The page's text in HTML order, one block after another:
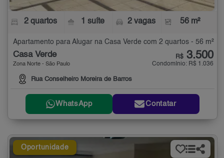
2 quartos 1 suíte 2 vagas 56 m²
Apartamento para Alugar na Casa Verde com 2 quartos - 56 m²
Casa Verde
Zona Norte - São Paulo
Rua Conselheiro Moreira de Barros
R$ 3.500
Condomínio: R$ 1.036
WhatsApp Contatar
Oportunidade